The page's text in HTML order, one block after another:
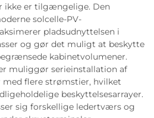
ikke er tilgængelige. Den
solcelle-PV-
pladsudnyttelsen i
og gør det muligt at beskytte
kabinetvolumener.
muliggør serieinstallation af
flere strømstier, hvilket
beskyttelsesarrayer.
sig forskellige ledertværs og